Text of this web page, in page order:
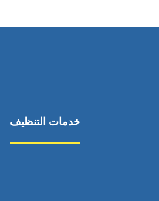
خدمات التنظيف